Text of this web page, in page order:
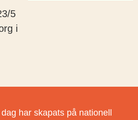
5
i
har skapats på nationell